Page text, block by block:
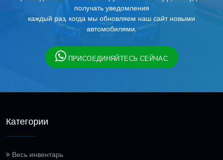
получать уведомления
каждый раз, когда мы обновляем наш сайт новыми
автомобилями.
ПРИСОЕДИНЯЙТЕСЬ СЕЙЧАС
Категории
Весь инвентарь